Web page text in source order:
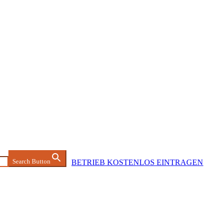
Search Button BETRIEB KOSTENLOS EINTRAGEN